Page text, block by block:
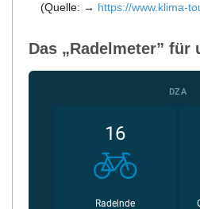
(Quelle: → https://​www​.klima​-
Das „Radel­me­ter” für